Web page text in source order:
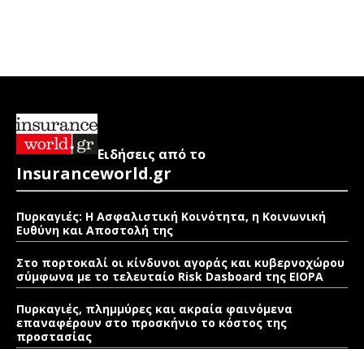
Ειδήσεις από το
Insuranceworld.gr
Πυρκαγιές: Η Ασφαλιστική Κοινότητα, η Κοινωνική
Ευθύνη και Αποστολή της
Στο πορτοκαλί οι κίνδυνοι αγοράς και κυβερνοχώρου
σύμφωνα με το τελευταίο Risk Dasboard της EIOPA
Πυρκαγιές, πλημμύρες και ακραία φαινόμενα
επαναφέρουν στο προσκήνιο το κόστος της
προστασίας